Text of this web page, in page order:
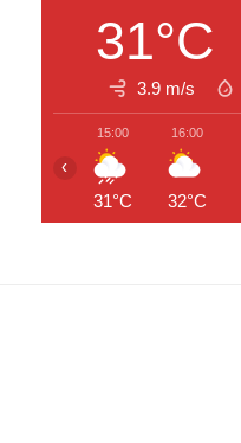
31°C
3.9 m/s
15:00
31°C
16:00
32°C
‹